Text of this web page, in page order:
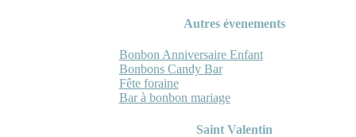
Autres évenements
Bonbon Anniversaire Enfant
Bonbons Candy Bar
Fête foraine
Bar à bonbon mariage
Saint Valentin